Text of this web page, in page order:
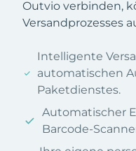
Outvio verbinden,
Versandprozesses
Intelligente
automatischen
Paketdienstes.
Automatischer
Barcode-